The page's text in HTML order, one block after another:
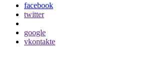
facebook
twitter
google
vkontakte